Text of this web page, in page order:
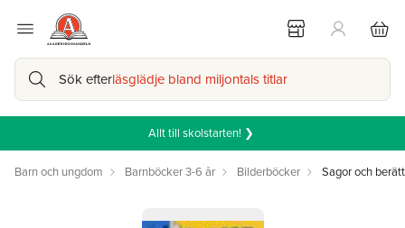
Sök efterläsglädje bland miljontals titlar
Allt till skolstarten! ❯
Barn och ungdom Barnböcker 3-6 år Bilderböcker Sagor och